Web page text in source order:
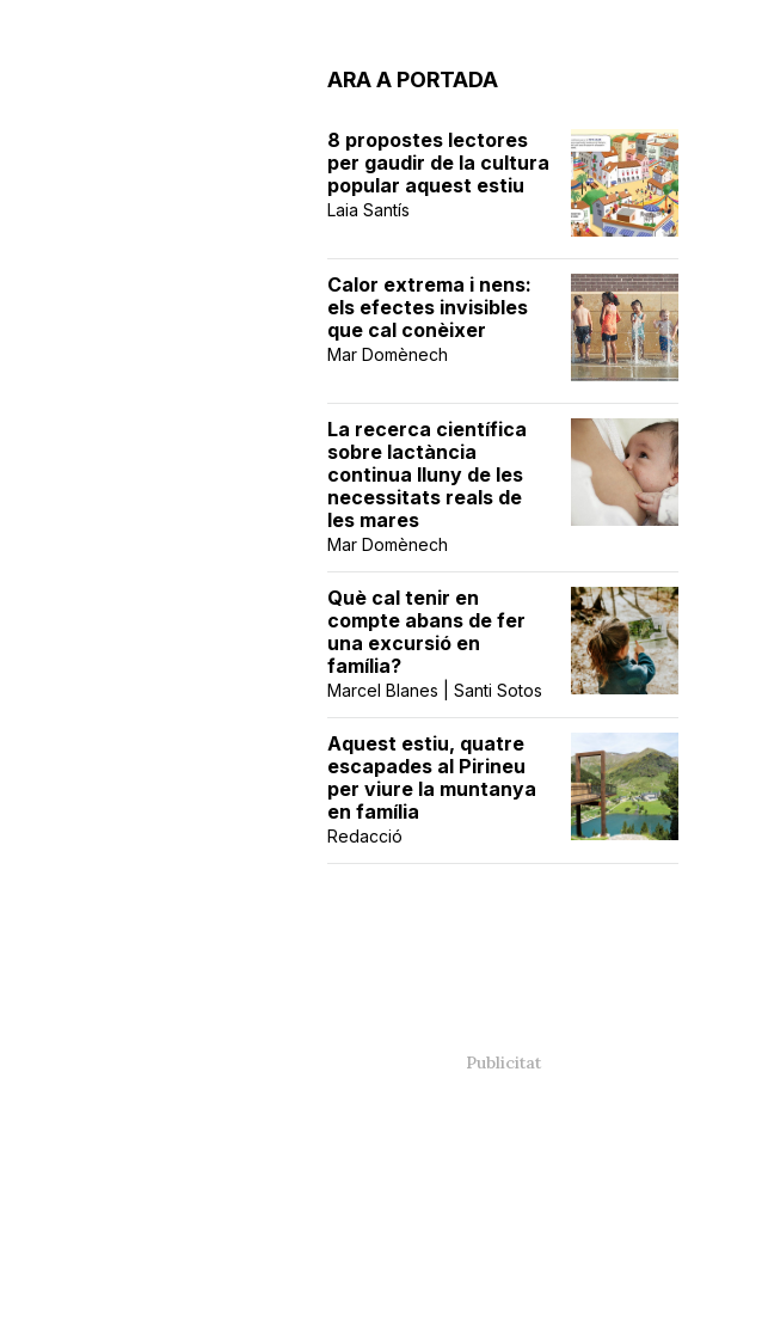
ARA A PORTADA
8 propostes lectores
per gaudir de la cultura
popular aquest estiu
Laia Santís
Calor extrema i nens:
els efectes invisibles
que cal conèixer
Mar Domènech
La recerca científica
sobre lactància
continua lluny de les
necessitats reals de
les mares
Mar Domènech
Què cal tenir en
compte abans de fer
una excursió en
família?
Marcel Blanes | Santi Sotos
Aquest estiu, quatre
escapades al Pirineu
per viure la muntanya
en família
Redacció